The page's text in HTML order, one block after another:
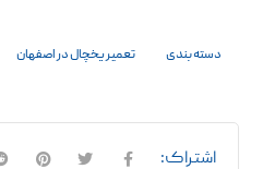
دسته بندی تعمیر یخچال در اصفهان